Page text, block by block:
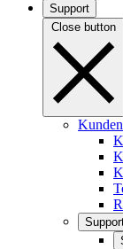
Support
Close button